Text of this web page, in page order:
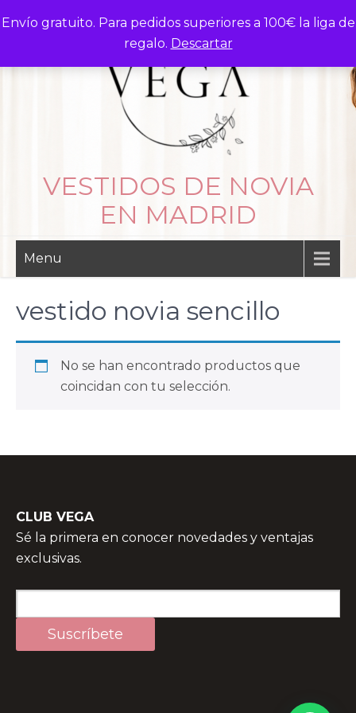
Envío gratuito. Para pedidos superiores a 100€ la liga de
regalo. Descartar
to
VESTIDOS DE NOVIA
EN MADRID
Menu
vestido novia sencillo
No se han encontrado productos que
coincidan con tu selección.
CLUB VEGA
Sé la primera en conocer novedades y ventajas
exclusivas.